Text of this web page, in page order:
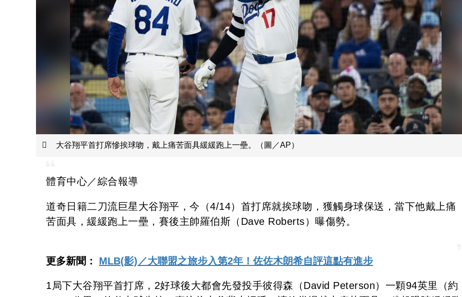
大谷翔平首打席慘挨球吻，戴上痛苦面具緩緩跑上一壘。（圖／AP）
體育中心／綜合報導
道奇日籍二刀流巨星大谷翔平，今（4/14）首打席就挨球吻，獲觸身球保送，當下他戴上痛
苦面具，緩緩跑上一壘，賽後主帥羅伯斯（Dave Roberts）曝傷勢。
更多新聞： MLB(影)／大聯盟之旅步入第2年！佐佐木朗希自評這點有進步
1局下大谷翔平首打席，2好球後大都會先發投手彼得森（David Peterson）一顆94英里（約